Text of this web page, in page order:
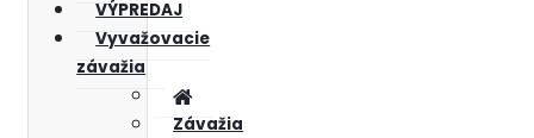
VÝPREDAJ
Vyvažovacie
závažia
Závažia